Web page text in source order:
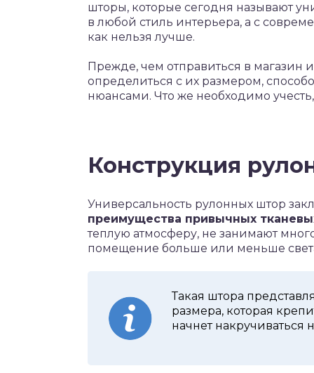
шторы, которые сегодня называют
в любой стиль интерьера, а с
как нельзя лучше.
Прежде, чем отправиться в
определиться с их размером,
нюансами. Что же необходимо
Конструкция
Универсальность рулонных штор
преимущества привычных
теплую атмосферу, не занимают
помещение больше или меньше
Такая штора
размера, которая
начнет накручиваться